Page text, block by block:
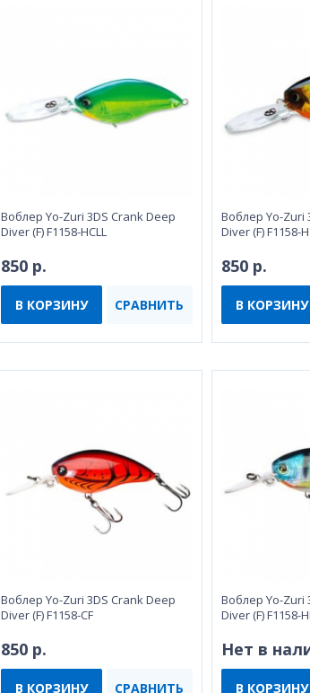
Воблeр Yo-Zuri 3DS Crank Deep
Diver (F) F1158-HCLL
850 р.
В КОРЗИНУ СРАВНИТЬ
Воблeр Yo-Zuri
Diver (F) F1158-
850 р.
В КОРЗИНУ
Воблeр Yo-Zuri 3DS Crank Deep
Diver (F) F1158-CF
850 р.
В КОРЗИНУ СРАВНИТЬ
Воблeр Yo-Zuri
Diver (F) F1158-
Нет в
В КОРЗИНУ